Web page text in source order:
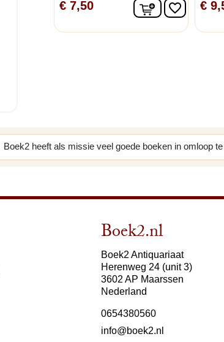
€ 7,50 Infavorite_border €
Boek2 heeft als missie veel goede boeken in omloop
Boek2.nl
Boek2 Antiquariaat
Herenweg 24 (unit 3)
3602 AP Maarssen
Nederland
0654380560
info@boek2.nl